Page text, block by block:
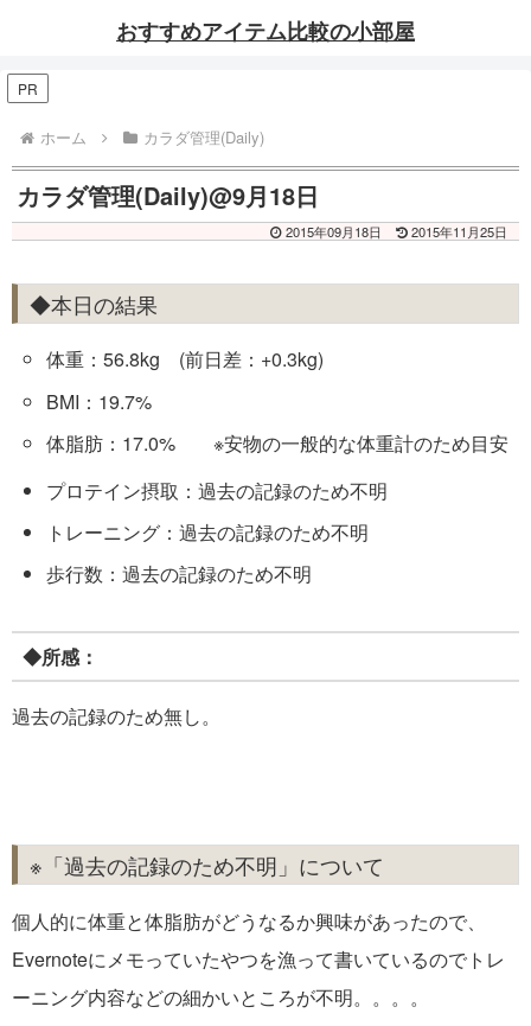
おすすめアイテム比較の小部屋
PR
ホーム カラダ管理(Daily)
カラダ管理(Daily)@9月18日
2015年09月18日 2015年11月25日
◆本日の結果
体重：56.8kg (前日差：+0.3kg)
BMI：19.7%
体脂肪：17.0% ※安物の一般的な体重計のため目安
プロテイン摂取：過去の記録のため不明
トレーニング：過去の記録のため不明
歩行数：過去の記録のため不明
◆所感：
過去の記録のため無し。
※「過去の記録のため不明」について
個人的に体重と体脂肪がどうなるか興味があったので、
Evernoteにメモっていたやつを漁って書いているのでトレ
ーニング内容などの細かいところが不明。。。。